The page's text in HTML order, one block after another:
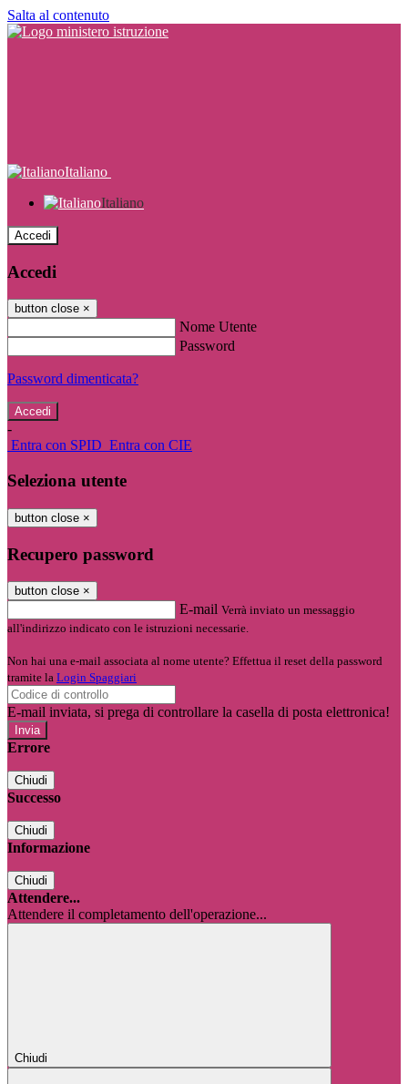
Salta al contenuto
Italiano
Italiano
Accedi
Accedi
button close ×
Nome Utente
Password
Password dimenticata?
-
Entra con SPID Entra con CIE
Seleziona utente
button close ×
Recupero password
button close ×
E-mail Verrà inviato un messaggio
all'indirizzo indicato con le istruzioni necessarie.
Non hai una e-mail associata al nome utente? Effettua il reset della password
tramite la Login Spaggiari
E-mail inviata, si prega di controllare la casella di posta elettronica!
Errore
Chiudi
Successo
Chiudi
Informazione
Chiudi
Attendere...
Attendere il completamento dell'operazione...
Chiudi